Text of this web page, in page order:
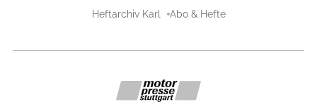
Heftarchiv Karl Abo & Hefte